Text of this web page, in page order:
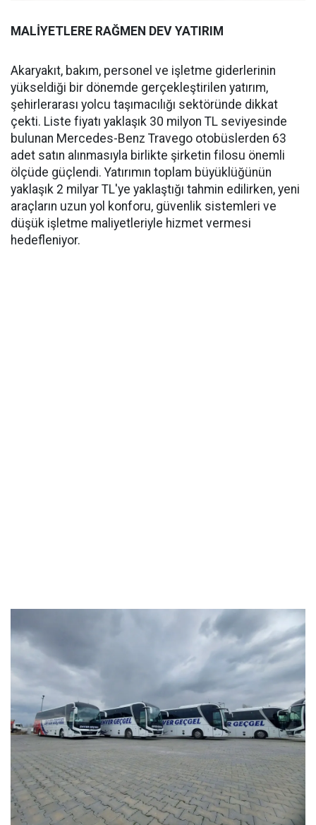
MALİYETLERE RAĞMEN DEV YATIRIM
Akaryakıt, bakım, personel ve işletme giderlerinin
yükseldiği bir dönemde gerçekleştirilen yatırım,
şehirlerarası yolcu taşımacılığı sektöründe dikkat
çekti. Liste fiyatı yaklaşık 30 milyon TL seviyesinde
bulunan Mercedes-Benz Travego otobüslerden 63
adet satın alınmasıyla birlikte şirketin filosu önemli
ölçüde güçlendi. Yatırımın toplam büyüklüğünün
yaklaşık 2 milyar TL'ye yaklaştığı tahmin edilirken, yeni
araçların uzun yol konforu, güvenlik sistemleri ve
düşük işletme maliyetleriyle hizmet vermesi
hedefleniyor.